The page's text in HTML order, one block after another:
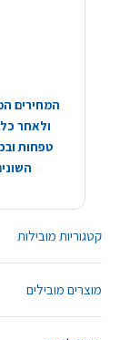
קטגוריות מובילות
מוצרים מובילים
המחירים
ולאחר
טפחות